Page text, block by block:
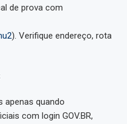
de prova com
). Verifique endereço, rota
apenas quando
com login GOV.BR,